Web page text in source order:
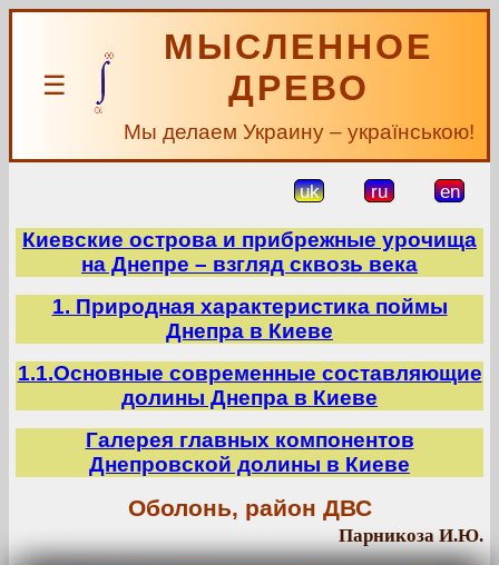
☰
МЫСЛЕННОЕ
ДРЕВО
Мы делаем Украину – українською!
uk ru en
Киевские острова и прибрежные урочища
на Днепре – взгляд сквозь века
1. Природная характеристика поймы
Днепра в Киеве
1.1.Основные современные составляющие
долины Днепра в Киеве
Галерея главных компонентов
Днепровской долины в Киеве
Оболонь, район ДВС
Парникоза И.Ю.